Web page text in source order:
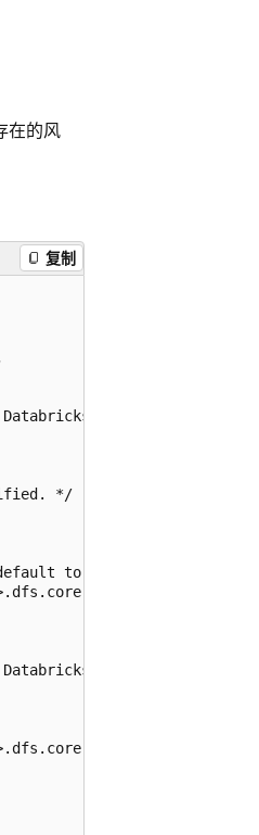
在的风
复制
Runtime 11.3 LTS
*/
to "dbo". */
Runtime 10.4 LTS